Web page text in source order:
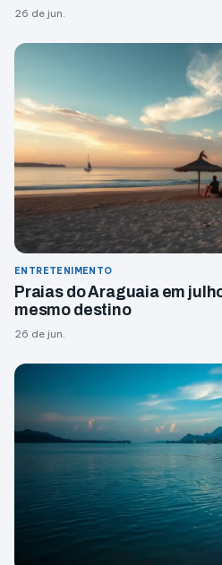
26 de jun.
ENTRETENIMENTO
Praias do Araguaia em
mesmo destino
26 de jun.